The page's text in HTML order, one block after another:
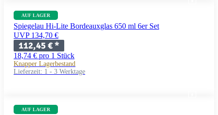
AUF LAGER
Spiegelau Hi-Lite Bordeauxglas 650 ml 6er Set
UVP 134,70 €
112,45 €*
18,74 € pro 1 Stück
Knapper Lagerbestand
Lieferzeit: 1 - 3 Werktage
AUF LAGER